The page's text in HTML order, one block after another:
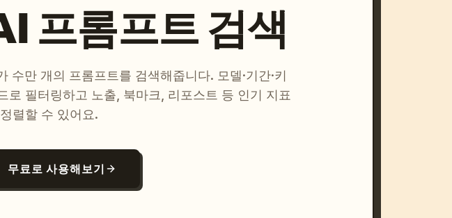
프롬프트 검색
수만 개의 프롬프트를 검색해줍니다. 모델·기간·키
로 필터링하고 노출, 북마크, 리포스트 등 인기 지표
렬할 수 있어요.
무료로 사용해보기